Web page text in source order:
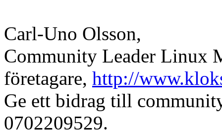
Carl-Uno Olsson,
Community Leader Linux
företagare, http://
Ge ett bidrag till
0702209529.